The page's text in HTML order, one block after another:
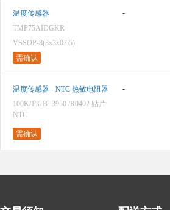
温度传感器
TMP75AIDGKR
VSSOP-8(3x3x0.65)
需确认
-
温度传感器 - NTC 热敏电阻器
100K/1% B=3950 /R0402 贴片
NTC
需确认
-